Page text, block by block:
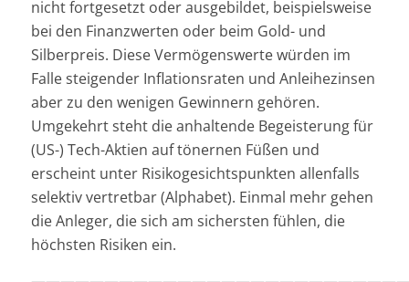
nicht fortgesetzt oder ausgebildet, beispielsweise
bei den Finanzwerten oder beim Gold- und
Silberpreis. Diese Vermögenswerte würden im
Falle steigender Inflationsraten und Anleihezinsen
aber zu den wenigen Gewinnern gehören.
Umgekehrt steht die anhaltende Begeisterung für
(US-) Tech-Aktien auf tönernen Füßen und
erscheint unter Risikogesichtspunkten allenfalls
selektiv vertretbar (Alphabet). Einmal mehr gehen
die Anleger, die sich am sichersten fühlen, die
höchsten Risiken ein.